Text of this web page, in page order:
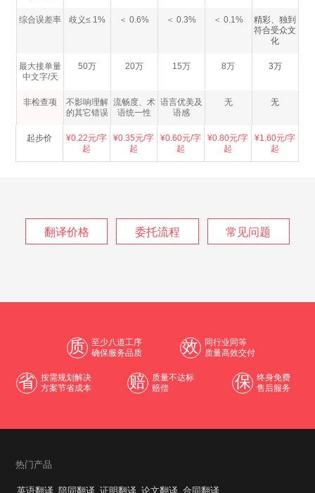
综合误差率 歧义≤ 1% ＜ 0.6% ＜ 0.3% ＜ 0.1%
精彩、独到
符合受众文
化
最大接单量
中文字/天
50万 20万 15万 8万 3万
非检查项
不影响理解
的其它错误
流畅度、术
语统一性
语言优美及
语感
无 无
起步价
¥0.22元/字
起
¥0.35元/字
起
¥0.60元/字
起
¥0.80元/字
起
¥1.60元/字
起
翻译价格 委托流程 常见问题
质
至少八道工序
确保服务品质
效
同行业同等
质量高效交付
省
按需规划解决
方案节省成本
赔
质量不达标
赔偿
保
终身免费
售后服务
热门产品
英语翻译 陪同翻译 证明翻译 论文翻译 合同翻译